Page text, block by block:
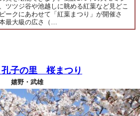
ツツジ谷や池越しに眺める紅葉など見どこ
ークにあわせて「紅葉まつり」が開催さ
最大級の広さ（…
孔子の里 桜まつり
嬉野・武雄